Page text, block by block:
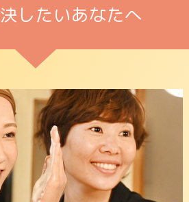
したいあなたへ